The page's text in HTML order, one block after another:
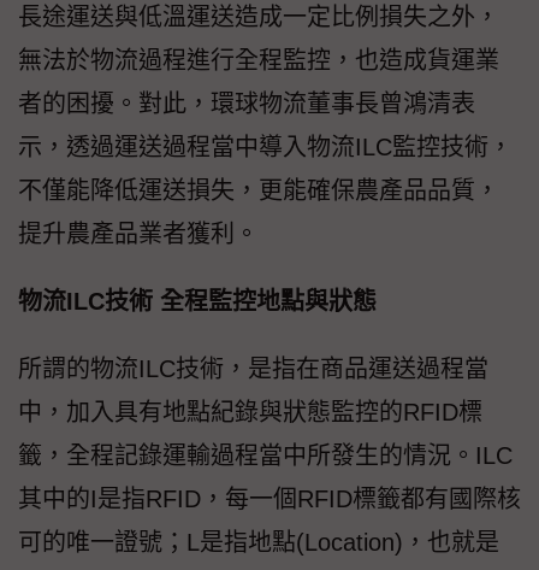
長途運送與低溫運送造成一定比例損失之外，
無法於物流過程進行全程監控，也造成貨運業
者的困擾。對此，環球物流董事長曾鴻清表
示，透過運送過程當中導入物流ILC監控技術，
不僅能降低運送損失，更能確保農產品品質，
提升農產品業者獲利。
物流ILC技術 全程監控地點與狀態
所謂的物流ILC技術，是指在商品運送過程當
中，加入具有地點紀錄與狀態監控的RFID標
籤，全程記錄運輸過程當中所發生的情況。ILC
其中的I是指RFID，每一個RFID標籤都有國際核
可的唯一證號；L是指地點(Location)，也就是